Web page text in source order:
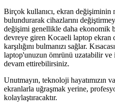
Birçok kullanıcı, ekran değişiminin
bulundurarak cihazlarını
değişimi genellikle daha ekonomik
devreye giren Kocaeli laptop ekran
karşılığını bulmanızı sağlar.
laptop'unuzun ömrünü uzatabilir ve
devam ettirebilirsiniz.
Unutmayın, teknoloji hayatımızın
ekranlarla uğraşmak yerine,
kolaylaştıracaktır.